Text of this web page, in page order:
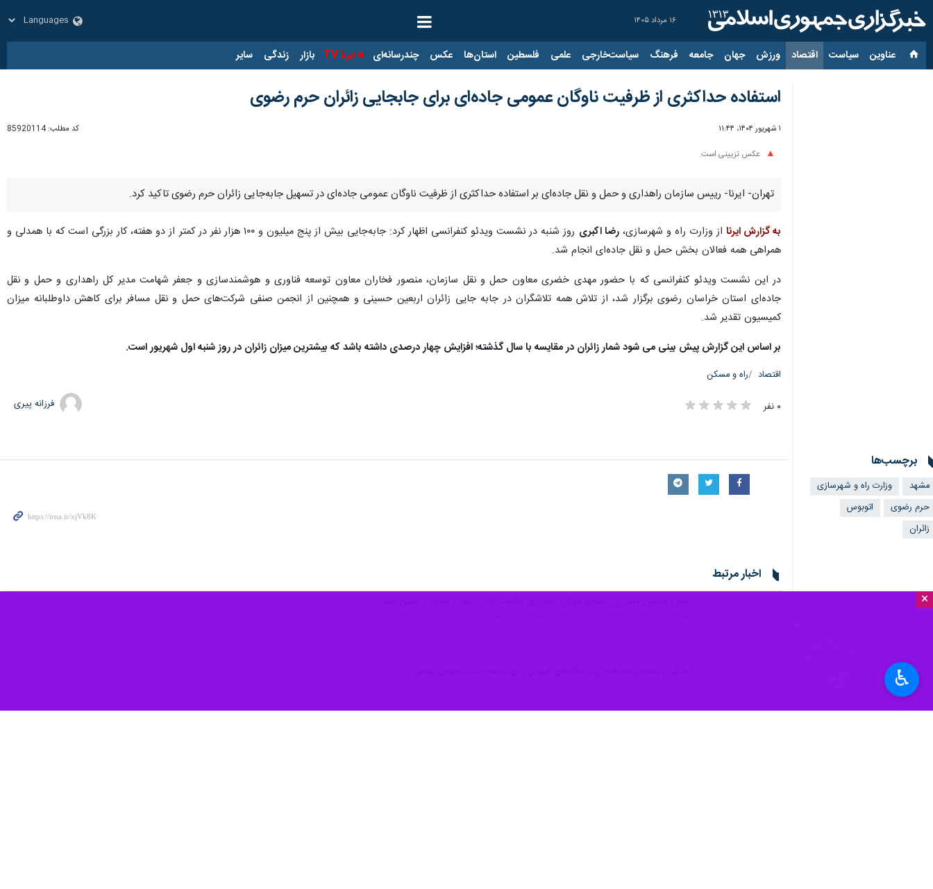
۱۶ مرداد ۱۴۰۵
عناوین‌ سیاست اقتصاد ورزش جهان جامعه فرهنگ سیاست‌خارجی علمی فلسطین استان‌ها عکس چندرسانه‌ای ایرنا TV بازار زندگی سایر
×
استفاده حداکثری از ظرفیت ناوگان عمومی جاده‌ای برای جابجایی زائران حرم رضوی
۱ شهریور ۱۴۰۴، ۱۱:۴۴ کد مطلب: 85920114
عکس تزیینی است.
تهران- ایرنا- رییس سازمان راهداری و حمل و نقل جاده‌ای بر استفاده حداکثری از ظرفیت ناوگان عمومی جاده‌ای در تسهیل جابه‌جایی زائران حرم رضوی تاکید کرد.
به گزارش ایرنا از وزارت راه و شهرسازی،رضا اکبری
روز شنبه در نشست ویدئو کنفرانسی اظهار کرد: جابه‌جایی بیش از پنج میلیون و ۱۰۰ هزار نفر در کمتر از دو هفته، کار بزرگی است که با همدلی و
همراهی همه فعالان بخش حمل و نقل جاده‌ای انجام شد.
در این نشست ویدئو کنفرانسی که با حضور مهدی خضری معاون حمل و نقل سازمان، منصور فخاران معاون توسعه فناوری و هوشمندسازی و جعفر شهامت مدیر کل راهداری و حمل و نقل
جاده‌ای استان خراسان رضوی برگزار شد، از تلاش همه تلاشگران در جابه جایی زائران اربعین حسینی و همچنین از انجمن صنفی شرکت‌های حمل و نقل مسافر برای کاهش داوطلبانه میزان
کمیسیون تقدیر شد.
بر اساس این گزارش پیش بینی می شود شمار زائران در مقایسه با سال گذشته؛ افزایش چهار درصدی داشته باشد که بیشترین میزان زائران در روز شنبه اول شهریور است.
اقتصاد راه و مسکن
۰ نفر فرزانه پیری
برچسب‌ها
مشهد
وزارت راه و شهرسازی
حرم رضوی
اتوبوس
زائران
اخبار مرتبط
♿︎